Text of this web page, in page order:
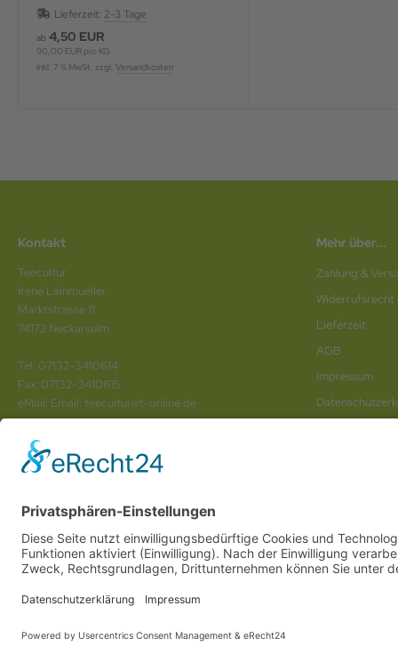
Lieferzeit: 2-3 Tage
ab 4,50 EUR
90,00 EUR pro KG
inkl. 7 % MwSt. zzgl. Versandkosten
Kontakt
Teecultur
Irene Leinmueller
Marktstrasse 11
74172 Neckarsulm
Tel: 07132-3410614
Fax: 07132-3410615
eMail: Email: teecultur@t-online.de
Mehr über...
Zahlung &
Widerrufsrecht
Lieferzeit
AGB
Impressum
Anhalt,BrandenburgundBerlin. Online Tee kaufen Sie bei uns auch inHeilbronn,